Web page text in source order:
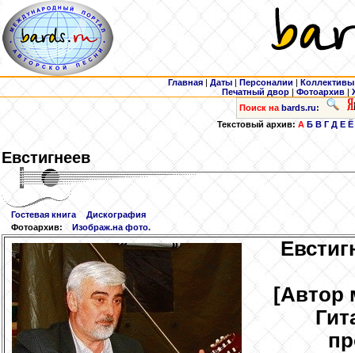
Главная | Даты | Персоналии | Коллективы
Печатный двор |Фотоархив |
Поиск на bards.ru:
Текстовый архив:А Б В Г Д Е Ё
Евстигнеев
Гостевая книга
Дискография
Фотоархив:
Изображ.на фото.
[Автор